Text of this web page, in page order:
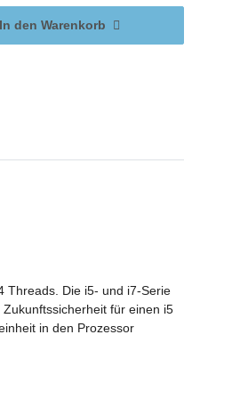
In den Warenkorb
Threads. Die i5- und i7-Serie
für einen i5
in den Prozessor